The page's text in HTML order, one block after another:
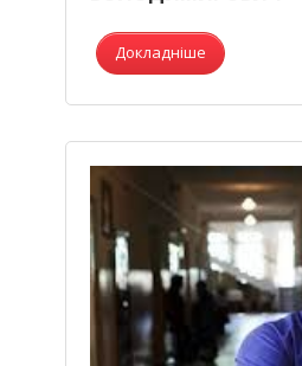
Докладніше